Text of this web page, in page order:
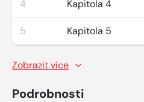
4 Kapitola 4
5 Kapitola 5
Zobrazit více
Podrobnosti